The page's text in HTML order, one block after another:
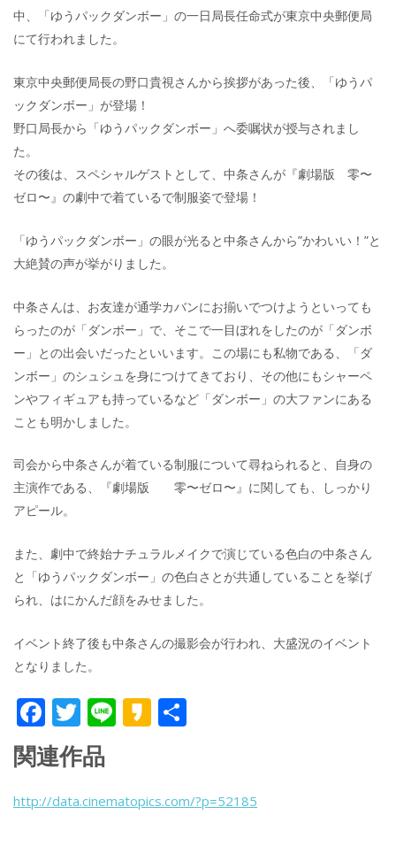
中、「ゆうパックダンボー」の一日局長任命式が東京中央郵便局
にて行われました。
東京中央郵便局長の野口貴視さんから挨拶があった後、「ゆうパ
ックダンボー」が登場！
野口局長から「ゆうパックダンボー」へ委嘱状が授与されまし
た。
その後は、スペシャルゲストとして、中条さんが『劇場版 零〜
ゼロ〜』の劇中で着ているで制服姿で登場！
「ゆうパックダンボー」の眼が光ると中条さんから”かわいい！”と
大絶賛の声が挙がりました。
中条さんは、お友達が通学カバンにお揃いでつけようといっても
らったのが「ダンボー」で、そこで一目ぼれをしたのが「ダンボ
ー」との出会いだったといいます。この場にも私物である、「ダ
ンボー」のシュシュを身につけてきており、その他にもシャーペ
ンやフィギュアも持っているなど「ダンボー」の大ファンにある
ことも明かしました。
司会から中条さんが着ている制服について尋ねられると、自身の
主演作である、『劇場版 零〜ゼロ〜』に関しても、しっかり
アピール。
また、劇中で終始ナチュラルメイクで演じている色白の中条さん
と「ゆうパックダンボー」の色白さとが共通していることを挙げ
られ、はにかんだ顔をみせました。
イベント終了後も中条さんの撮影会が行われ、大盛況のイベント
となりました。
F
ac
e
b
T
w
itt
er
Li
n
K
a
a
関連作品
http://data.cinematopics.com/?p=52185